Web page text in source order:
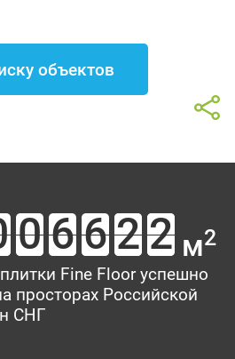
объектов
м2
Fine Floor успешно
просторах Российской
СНГ